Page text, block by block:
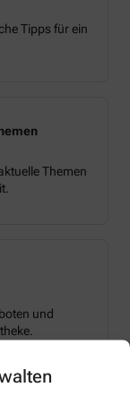
Tipps für ein
Themen
und